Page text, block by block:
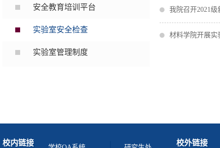
安全教育培训平台
实验室安全检查
实验室管理制度
我院召开2021
材料学院开展实
校内链接 校外链接